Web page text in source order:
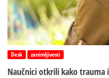
Desk zanimljivosti
Naučnici otkrili kako trauma